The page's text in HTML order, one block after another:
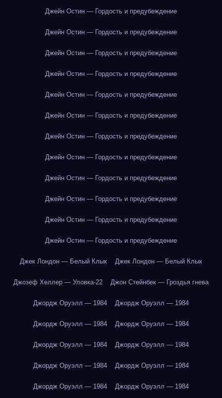
Джейн Остин — Гордость и предубеждение
Джейн Остин — Гордость и предубеждение
Джейн Остин — Гордость и предубеждение
Джейн Остин — Гордость и предубеждение
Джейн Остин — Гордость и предубеждение
Джейн Остин — Гордость и предубеждение
Джейн Остин — Гордость и предубеждение
Джейн Остин — Гордость и предубеждение
Джейн Остин — Гордость и предубеждение
Джейн Остин — Гордость и предубеждение
Джейн Остин — Гордость и предубеждение
Джейн Остин — Гордость и предубеждение
Джек Лондон — Белый Клык Джек Лондон — Белый Клык
Джозеф Хеллер — Уловка-22 Джон Стейнбек — Гроздья гнева
Джордж Оруэлл — 1984 Джордж Оруэлл — 1984
Джордж Оруэлл — 1984 Джордж Оруэлл — 1984
Джордж Оруэлл — 1984 Джордж Оруэлл — 1984
Джордж Оруэлл — 1984 Джордж Оруэлл — 1984
Джордж Оруэлл — 1984 Джордж Оруэлл — 1984